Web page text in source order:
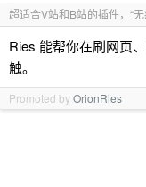
超适合V站和B站的插件，“
Ries 能帮你在刷网页
触。
Promoted byOrionRies